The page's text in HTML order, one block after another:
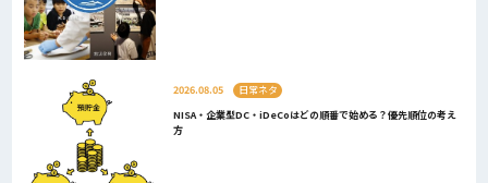
2026.08.05
日常ネタ
NISA・企業型DC・iDeCoはどの順番で始める？優先順位の考え
方